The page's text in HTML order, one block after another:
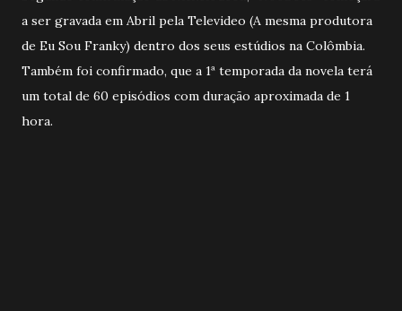
a ser gravada em Abril pela Televideo (A mesma produtora
de Eu Sou Franky) dentro dos seus estúdios na Colômbia.
Também foi confirmado, que a 1ª temporada da novela terá
um total de 60 episódios com duração aproximada de 1
hora.